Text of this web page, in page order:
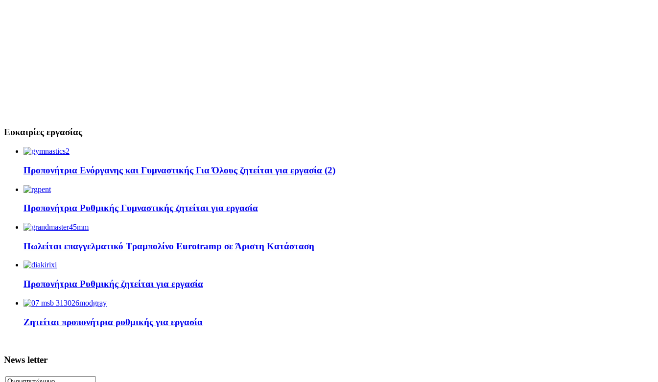
Ευκαιρίες εργασίας
Προπονήτρια Ενόργανης και Γυμναστικής Για Όλους ζητείται για εργασία (2)
Προπονήτρια Ρυθμικής Γυμναστικής ζητείται για εργασία
Πωλείται επαγγελματικό Τραμπολίνο Eurotramp σε Άριστη Κατάσταση
Προπονήτρια Ρυθμικής ζητείται για εργασία
Ζητείται προπονήτρια ρυθμικής για εργασία
News letter